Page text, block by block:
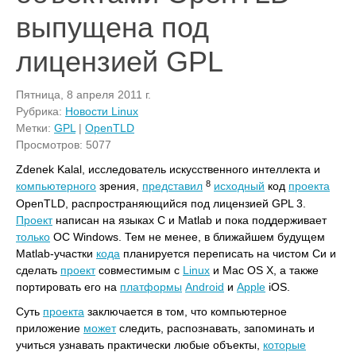
выпущена под
лицензией GPL
Пятница, 8 апреля 2011 г.
Рубрика: Новости Linux
Метки: GPL | OpenTLD
Просмотров: 5077
Zdenek Kalal, исследователь искусственного интеллекта и
компьютерного зрения, представил 8 исходный код проекта
OpenTLD, распространяющийся под лицензией GPL 3.
Проектнаписан на языках C и Matlab и пока поддерживает
только ОС Windows. Тем не менее, в ближайшем будущем
Matlab-участки кода планируется переписать на чистом Cи и
сделать проектсовместимым с Linux и Mac OS X, а также
портировать его на платформы Android и Apple iOS.
Суть проекта заключается в том, что компьютерное
приложение можетследить, распознавать, запоминать и
учиться узнавать практически любые объекты, которые